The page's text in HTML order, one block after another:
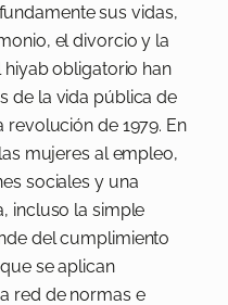
sus vidas,
el divorcio y la
hiyab obligatorio han
de la vida pública de
revolución de 1979. En
mujeres al empleo,
sociales y una
incluso la simple
del cumplimiento
se aplican
red de normas e